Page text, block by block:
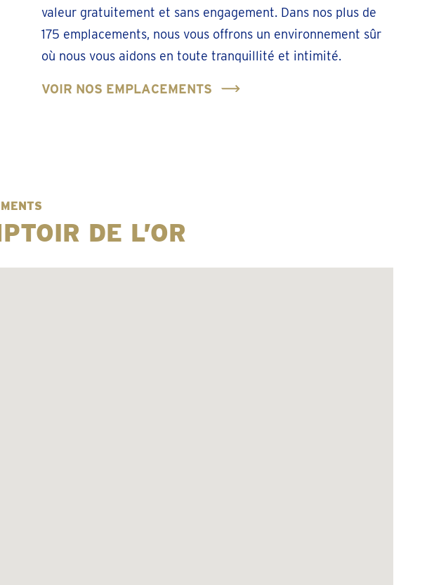
valeur gratuitement et sans engagement. Dans nos plus de
175 emplacements, nous vous offrons un environnement sûr
où nous vous aidons en toute tranquillité et intimité.
VOIR NOS EMPLACEMENTS
DE L’OR